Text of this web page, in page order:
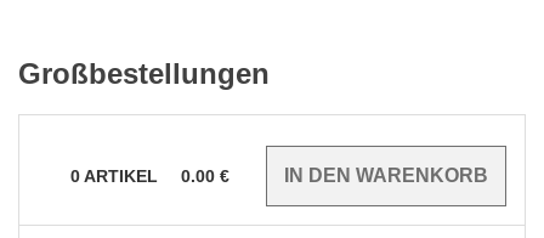
Großbestellungen
0ARTIKEL 0.00 €